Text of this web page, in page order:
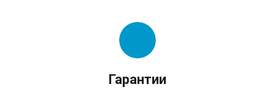
Гарантии